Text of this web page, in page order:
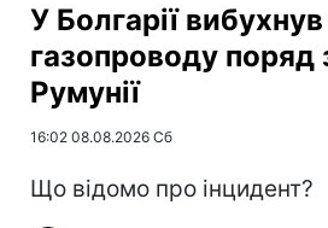
У Болгарії
газопроводу поряд
Румунії
16:02 08.08.2026 Сб
Що відомо про інцидент?